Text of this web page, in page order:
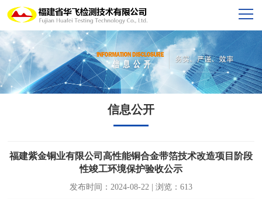
信息公开
福建紫金铜业有限公司高性能铜合金带箔技术改造项目阶段
性竣工环境保护验收公示
发布时间：2024-08-22 | 浏览：613